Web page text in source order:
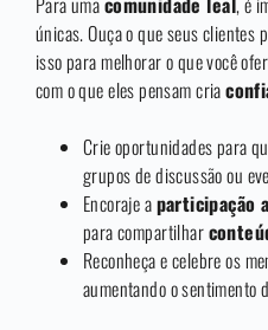
únicas. Ouça o que seus clientes
isso para melhorar o que você
com o que eles pensam cria
Crie oportunidades para
grupos de discussão ou
Encoraje aparticipação
para compartilhar
Reconheça e celebre os
aumentando o sentimento